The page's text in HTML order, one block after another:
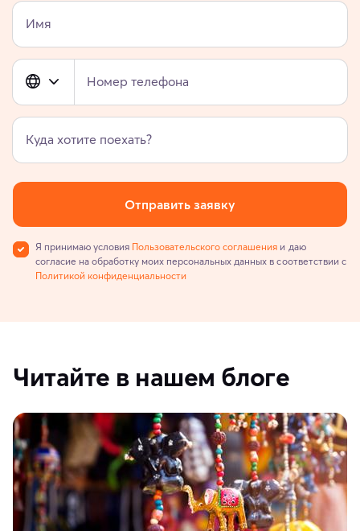
Имя
Номер телефона
Куда хотите поехать?
Отправить заявку
Я принимаю условия Пользовательского соглашения и даю
согласие на обработку моих персональных данных в соответствии с
Политикой конфиденциальности
Читайте в нашем блоге